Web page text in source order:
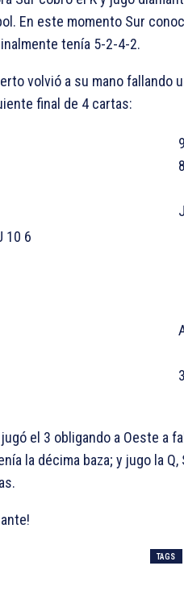
En este momento Sur
tenía 5-2-4-2.
volvió a su mano fallando
final de 4 cartas:
9
J
10 6
3
el 3 obligando a Oeste a
la décima baza; y jugo la
TAGS